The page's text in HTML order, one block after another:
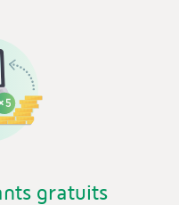
gratuits